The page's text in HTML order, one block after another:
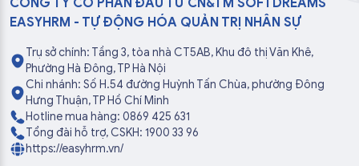
CÔNG TY CỔ PHẦN ĐẦU TƯ CN&TM SOFTDREAMS
EASYHRM - TỰ ĐỘNG HÓA QUẢN TRỊ NHÂN SỰ
Trụ sở chính: Tầng 3, tòa nhà CT5AB, Khu đô thị Văn Khê,
Phường Hà Đông, TP Hà Nội
Chi nhánh: Số H.54 đường Huỳnh Tấn Chùa, phường Đông
Hưng Thuận, TP Hồ Chí Minh
Hotline mua hàng: 0869 425 631
Tổng đài hỗ trợ, CSKH: 1900 33 96
https://easyhrm.vn/